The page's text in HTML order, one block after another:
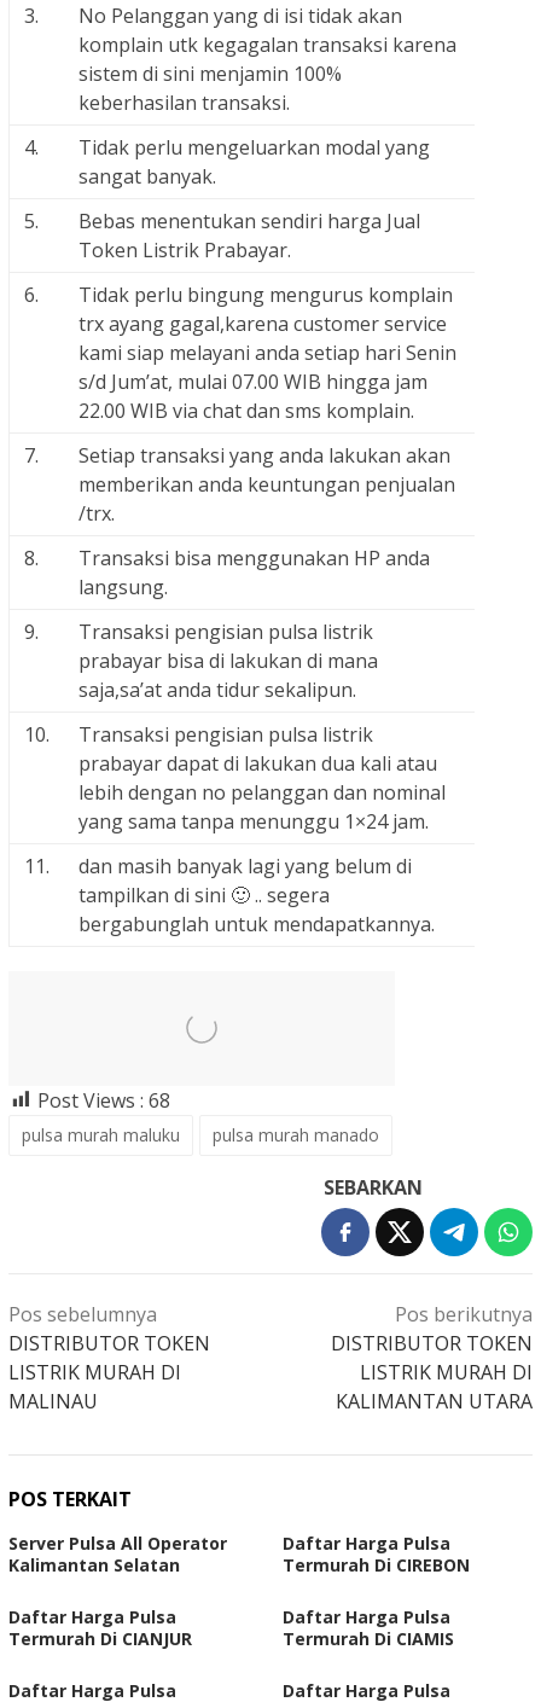
3.
No Pelanggan yang di isi tidak akan
komplain utk kegagalan transaksi karena
sistem di sini menjamin 100%
keberhasilan transaksi.
4.
Tidak perlu mengeluarkan modal yang
sangat banyak.
5.
Bebas menentukan sendiri harga Jual
Token Listrik Prabayar.
6.
Tidak perlu bingung mengurus komplain
trx ayang gagal,karena customer service
kami siap melayani anda setiap hari Senin
s/d Jum’at, mulai 07.00 WIB hingga jam
22.00 WIB via chat dan sms komplain.
7.
Setiap transaksi yang anda lakukan akan
memberikan anda keuntungan penjualan
/trx.
8.
Transaksi bisa menggunakan HP anda
langsung.
9.
Transaksi pengisian pulsa listrik
prabayar bisa di lakukan di mana
saja,sa’at anda tidur sekalipun.
10.
Transaksi pengisian pulsa listrik
prabayar dapat di lakukan dua kali atau
lebih dengan no pelanggan dan nominal
yang sama tanpa menunggu 1×24 jam.
11.
dan masih banyak lagi yang belum di
tampilkan di sini 🙂 .. segera
bergabunglah untuk mendapatkannya.
Post Views : 68
pulsa murah maluku pulsa murah manado
SEBARKAN
Navigasi
pos
Pos sebelumnya
DISTRIBUTOR TOKEN
LISTRIK MURAH DI
MALINAU
Pos berikutnya
DISTRIBUTOR TOKEN
LISTRIK MURAH DI
KALIMANTAN UTARA
POS TERKAIT
Server Pulsa All Operator
Kalimantan Selatan
Daftar Harga Pulsa
Termurah Di CIREBON
Daftar Harga Pulsa
Termurah Di CIANJUR
Daftar Harga Pulsa
Termurah Di CIAMIS
Daftar Harga Pulsa
Daftar Harga Pulsa